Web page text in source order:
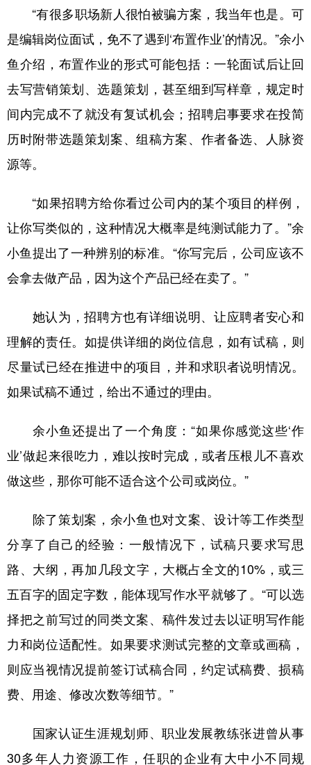
“有很多职场新人很怕被骗方案，我当年也是。可
是编辑岗位面试，免不了遇到‘布置作业’的情况。”余小
鱼介绍，布置作业的形式可能包括：一轮面试后让回
去写营销策划、选题策划，甚至细到写样章，规定时
间内完成不了就没有复试机会；招聘启事要求在投简
历时附带选题策划案、组稿方案、作者备选、人脉资
源等。
“如果招聘方给你看过公司内的某个项目的样例，
让你写类似的，这种情况大概率是纯测试能力了。”余
小鱼提出了一种辨别的标准。“你写完后，公司应该不
会拿去做产品，因为这个产品已经在卖了。”
她认为，招聘方也有详细说明、让应聘者安心和
理解的责任。如提供详细的岗位信息，如有试稿，则
尽量试已经在推进中的项目，并和求职者说明情况。
如果试稿不通过，给出不通过的理由。
余小鱼还提出了一个角度：“如果你感觉这些‘作
业’做起来很吃力，难以按时完成，或者压根儿不喜欢
做这些，那你可能不适合这个公司或岗位。”
除了策划案，余小鱼也对文案、设计等工作类型
分享了自己的经验：一般情况下，试稿只要求写思
路、大纲，再加几段文字，大概占全文的10%，或三
五百字的固定字数，能体现写作水平就够了。“可以选
择把之前写过的同类文案、稿件发过去以证明写作能
力和岗位适配性。如果要求测试完整的文章或画稿，
则应当视情况提前签订试稿合同，约定试稿费、损稿
费、用途、修改次数等细节。”
国家认证生涯规划师、职业发展教练张进曾从事
30多年人力资源工作，任职的企业有大中小不同规